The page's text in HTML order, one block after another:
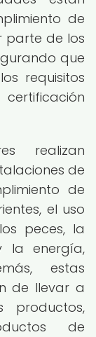
de
parte de los
que
requisitos
realizan
de
de
el uso
peces, la
la energía,
estas
de llevar a
de